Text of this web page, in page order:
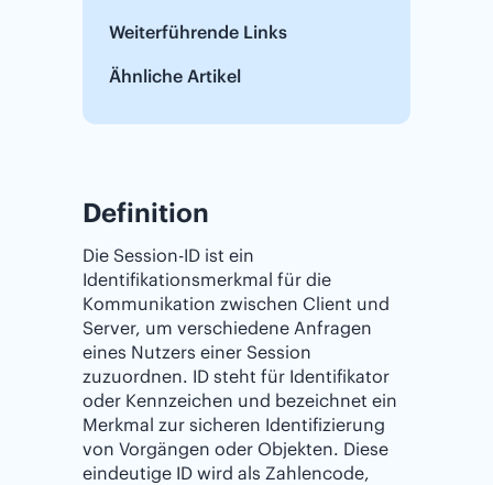
Weiterführende Links
Ähnliche Artikel
Definition
Die Session-ID ist ein
Identifikationsmerkmal für die
Kommunikation zwischen Client und
Server, um verschiedene Anfragen
eines Nutzers einer Session
zuzuordnen. ID steht für Identifikator
oder Kennzeichen und bezeichnet ein
Merkmal zur sicheren Identifizierung
von Vorgängen oder Objekten. Diese
eindeutige ID wird als Zahlencode,